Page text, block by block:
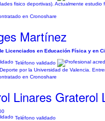
fisico deportivas). Actualmente
en Cronoshare
Martínez
Licenciados en Educación Física y en
Teléfono validado
por la Universidad de Valencia.
en Cronoshare
Linares Graterol
Teléfono validado